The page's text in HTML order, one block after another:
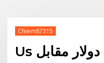
Chiem87315